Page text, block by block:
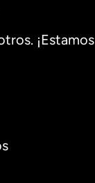
¡Estamos